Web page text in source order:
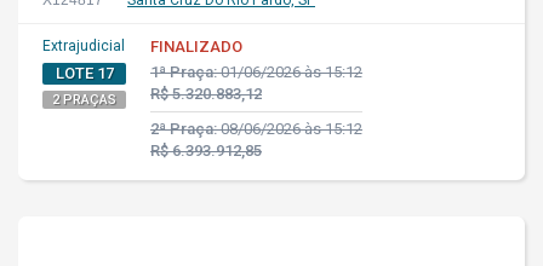
Extrajudicial
LOTE 17
2 PRAÇAS
FINALIZADO
1ª Praça:01/06/2026 às 15:12
R$ 5.320.883,12
2ª Praça:08/06/2026 às 15:12
R$ 6.393.912,85